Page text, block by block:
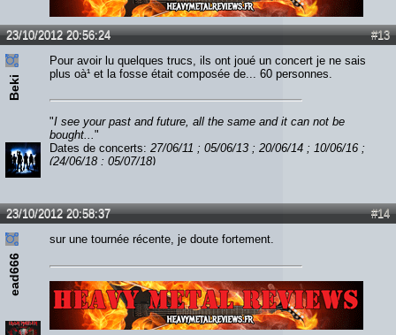
Lien :http://heavymetalreviews.fr/
#13
23/10/2012 20:56:24
Beki
Pour avoir lu quelques trucs, ils ont joué un concert je ne sais
plus oà¹ et la fosse était composée de... 60 personnes.
"I see your past and future, all the same and it can not be
bought..."
Dates de concerts: 27/06/11 ; 05/06/13 ; 20/06/14 ; 10/06/16 ;
(24/06/18 ; 05/07/18)
#14
23/10/2012 20:58:37
ead666
sur une tournée récente, je doute fortement.